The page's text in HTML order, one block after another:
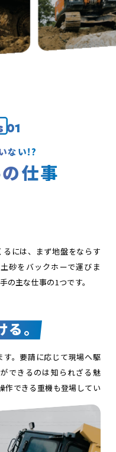
01
ない!?
仕事
には、まず地盤をならす
砂をバックホーで運びま
の主な仕事の1つです。
。
。要請に応じて現場へ駆
できるのは知られざる魅
作できる重機も登場してい